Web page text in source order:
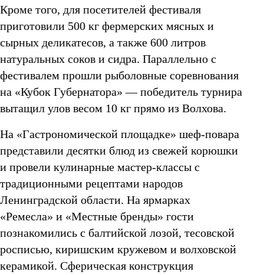
Кроме того, для посетителей фестиваля
приготовили 500 кг фермерских мясных и
сырных деликатесов, а также 600 литров
натуральных соков и сидра. Параллельно с
фестивалем прошли рыболовные соревнования
на «Кубок Губернатора» — победитель турнира
вытащил улов весом 10 кг прямо из Волхова.
На «Гастрономической площадке» шеф-повара
представили десятки блюд из свежей корюшки
и провели кулинарные мастер-классы с
традиционными рецептами народов
Ленинградской области. На ярмарках
«Ремесла» и «Местные бренды» гости
познакомились с балтийской лозой, тесовской
росписью, киришским кружевом и волховской
керамикой. Сферическая конструкция